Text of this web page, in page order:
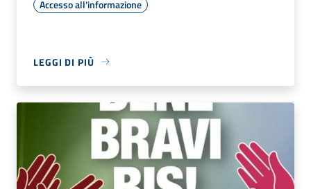
Accesso all'informazione
LEGGI DI PIÙ